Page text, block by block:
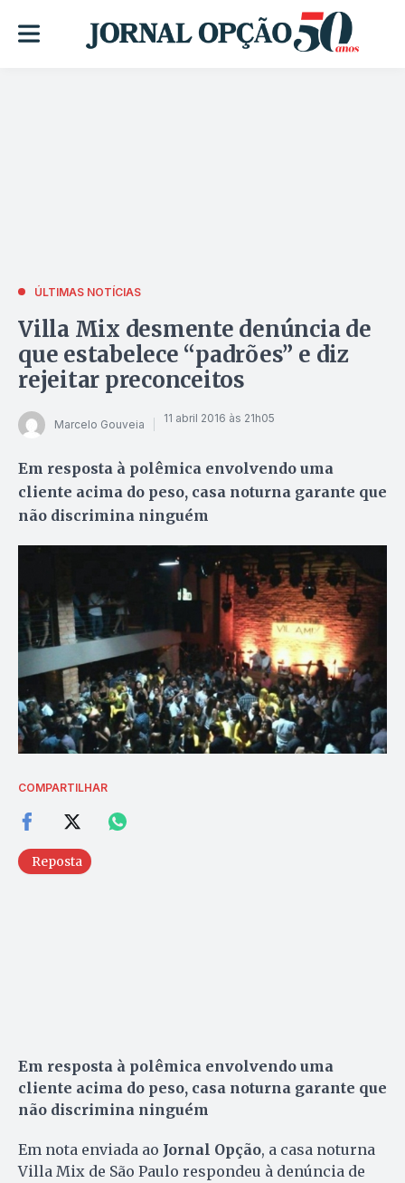
ÚLTIMAS NOTÍCIAS
Villa Mix desmente denúncia de
que estabelece “padrões” e diz
rejeitar preconceitos
Marcelo Gouveia 11 abril 2016 às 21h05
Em resposta à polêmica envolvendo uma
cliente acima do peso, casa noturna garante que
não discrimina ninguém
COMPARTILHAR
Reposta
Em resposta à polêmica envolvendo uma
cliente acima do peso, casa noturna garante que
não discrimina ninguém
Em nota enviada ao Jornal Opção, a casa noturna
Villa Mix de São Paulo respondeu à denúncia de